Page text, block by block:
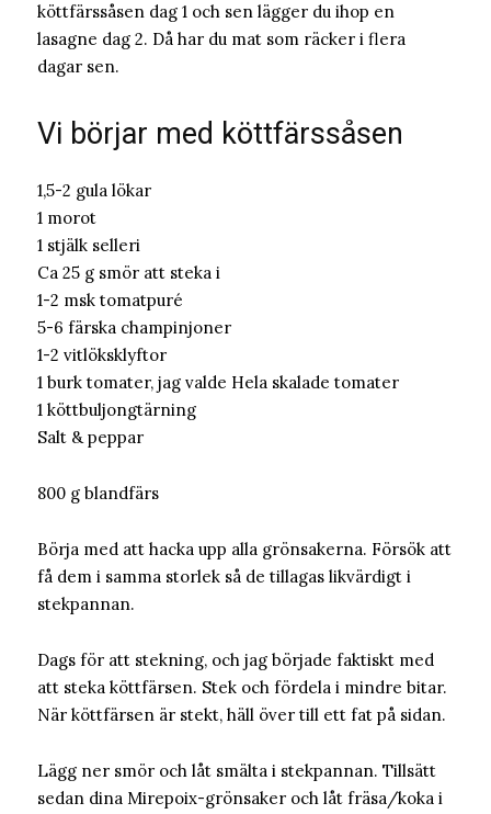
köttfärssåsen dag 1 och sen lägger du ihop en
lasagne dag 2. Då har du mat som räcker i flera
dagar sen.
Vi börjar med köttfärssåsen
1,5-2 gula lökar
1 morot
1 stjälk selleri
Ca 25 g smör att steka i
1-2 msk tomatpuré
5-6 färska champinjoner
1-2 vitlöksklyftor
1 burk tomater, jag valde Hela skalade tomater
1 köttbuljongtärning
Salt & peppar
800 g blandfärs
Börja med att hacka upp alla grönsakerna. Försök att
få dem i samma storlek så de tillagas likvärdigt i
stekpannan.
Dags för att stekning, och jag började faktiskt med
att steka köttfärsen. Stek och fördela i mindre bitar.
När köttfärsen är stekt, häll över till ett fat på sidan.
Lägg ner smör och låt smälta i stekpannan. Tillsätt
sedan dina Mirepoix-grönsaker och låt fräsa/koka i